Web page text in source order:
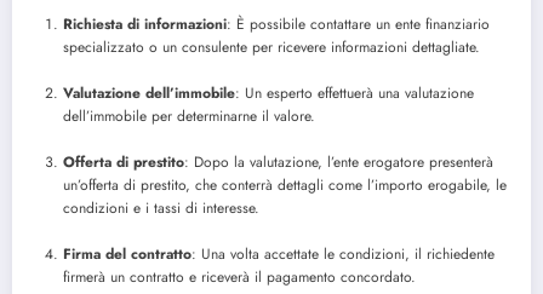
Richiesta di informazioni: È possibile contattare un ente finanziario
specializzato o un consulente per ricevere informazioni dettagliate.
Valutazione dell’immobile: Un esperto effettuerà una valutazione
dell’immobile per determinarne il valore.
Offerta di prestito: Dopo la valutazione, l’ente erogatore presenterà
un’offerta di prestito, che conterrà dettagli come l’importo erogabile, le
condizioni e i tassi di interesse.
Firma del contratto: Una volta accettate le condizioni, il richiedente
firmerà un contratto e riceverà il pagamento concordato.